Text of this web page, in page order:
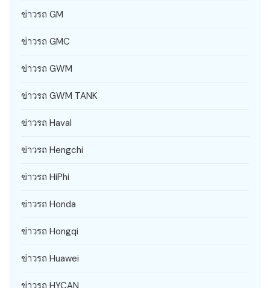
ข่าวรถ GM
ข่าวรถ GMC
ข่าวรถ GWM
ข่าวรถ GWM TANK
ข่าวรถ Haval
ข่าวรถ Hengchi
ข่าวรถ HiPhi
ข่าวรถ Honda
ข่าวรถ Hongqi
ข่าวรถ Huawei